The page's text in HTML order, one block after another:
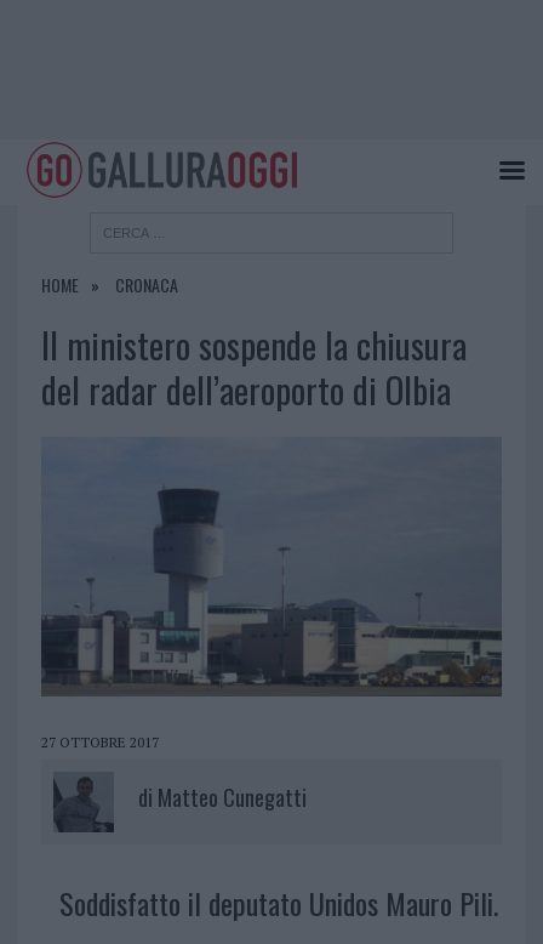
HOME CRONACA
Il ministero sospende la chiusura
del radar dell’aeroporto di Olbia
27 OTTOBRE 2017
di Matteo Cunegatti
Soddisfatto il deputato Unidos Mauro Pili.